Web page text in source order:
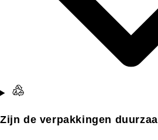
Zijn de verpakkingen